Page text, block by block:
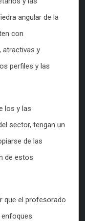
angular de la
con
atractivas y
perfiles y las
los y las
sector, tengan un
de las
de estos
que el profesorado